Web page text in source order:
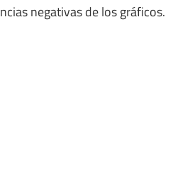
negativas de los gráficos.